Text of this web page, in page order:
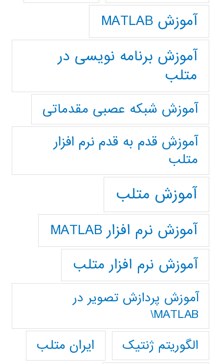
آموزش MATLAB
آموزش برنامه نویسی در
متلب
آموزش شبکه عصبی مقدماتی
آموزش قدم به قدم نرم افزار
متلب
آموزش متلب
آموزش نرم افزار MATLAB
آموزش نرم افزار متلب
آموزش پردازش تصوير در
MATLAB\
الگوریتم ژنتیک
ایران متلب